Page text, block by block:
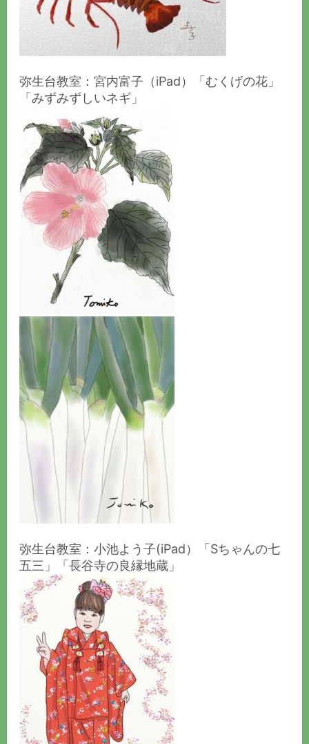
弥生台教室：宮内富子（iPad）「むくげの花」
「みずみずしいネギ」
弥生台教室：小池よう子(iPad）「Sちゃんの七
五三」「長谷寺の良縁地蔵」